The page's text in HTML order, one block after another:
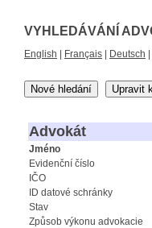
VYHLEDÁVÁNÍ
English Français Deutsch
Nové hledání Upravit
Advokát
Jméno
Evidenční číslo
IČO
ID datové schránky
Stav
Způsob výkonu advokacie